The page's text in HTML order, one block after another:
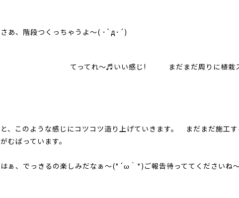
さあ、階段つくっちゃうよ～( ･`д･´)
てってれ～♬いい感じ! まだまだ周りに植栽スペー
と、このような感じにコツコツ造り上げていきます。 まだまだ施工
がむばっています。
はぁ、でっきるの楽しみだなぁ～(*´ω｀*)ご報告待っててくださいね